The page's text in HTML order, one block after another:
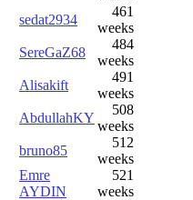
sedat2934
461
weeks
SereGaZ68
484
weeks
Alisakift
491
weeks
AbdullahKY
508
weeks
bruno85
512
weeks
Emre
AYDIN
521
weeks